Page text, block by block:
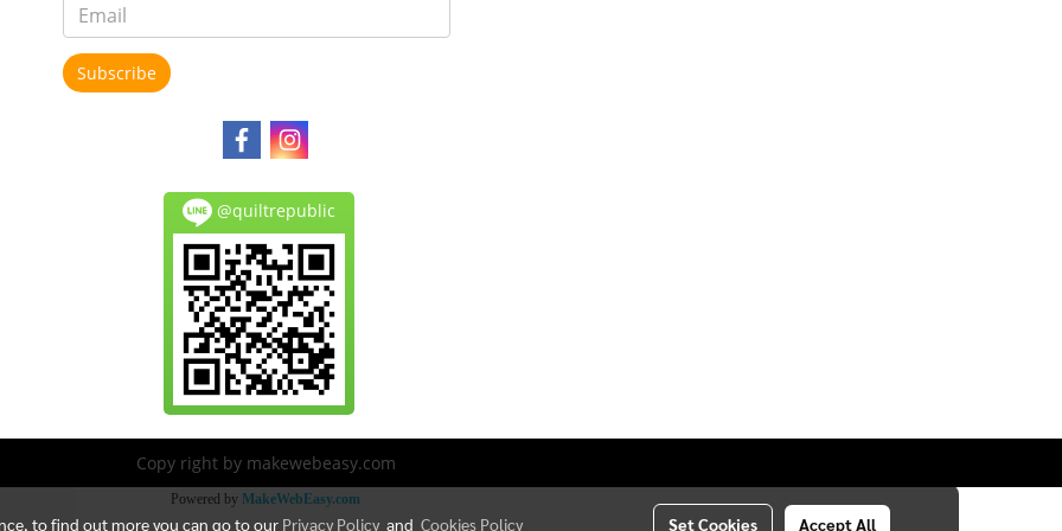
Subscribe
@quiltrepublic
Copy right by makewebeasy.com
Powered by MakeWebEasy.com
to find out more you can go to our Privacy Policy andCookies Policy Set Cookies Accept All